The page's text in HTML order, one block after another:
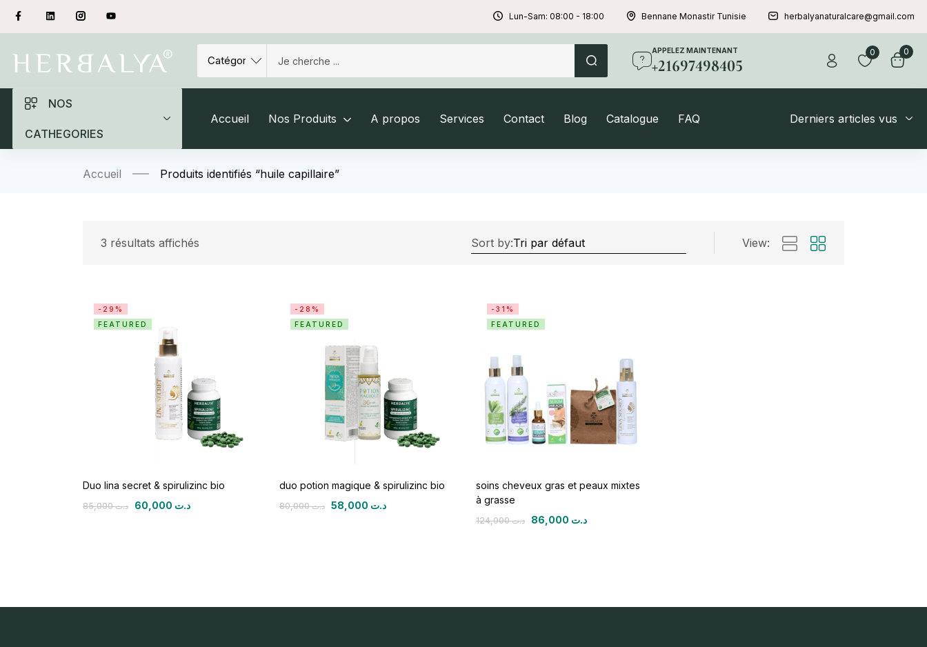
Lun-Sam: 08:00 - 18:00 Bennane Monastir Tunisie herbalyanaturalcare@gmail.com
APPELEZ MAINTENANT
+21697498405
0 0
NOS
CATHEGORIES
Accueil Nos Produits A propos Services Contact Blog Catalogue FAQ Derniers articles vus
Accueil Produits identifiés “huile capillaire”
3 résultats affichés Sort by: View:
-29%
FEATURED
Duo lina secret & spirulizinc bio
د.ت85,000 د.ت
-28%
FEATURED
duo potion magique & spirulizinc bio
د.ت80,000 د.ت
-31%
FEATURED
soins cheveux gras et peaux mixtes
à grasse
د.ت124,000 د.ت